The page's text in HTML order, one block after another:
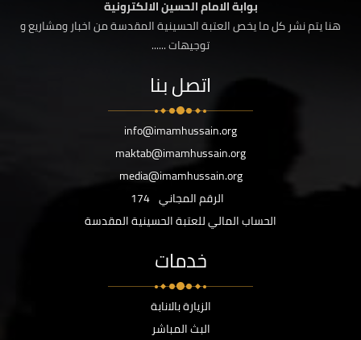
بوابة الامام الحسين الالكترونية
هنا يتم نشر كل ما يخص العتبة الحسينية المقدسة من اخبار ومشاريع و
توجيهات ......
اتصل بنا
info@imamhussain.org
maktab@imamhussain.org
media@imamhussain.org
الرقم المجاني 174
الحساب المالي للعتبة الحسينية المقدسة
خدمات
الزيارة بالانابة
البث المباشر